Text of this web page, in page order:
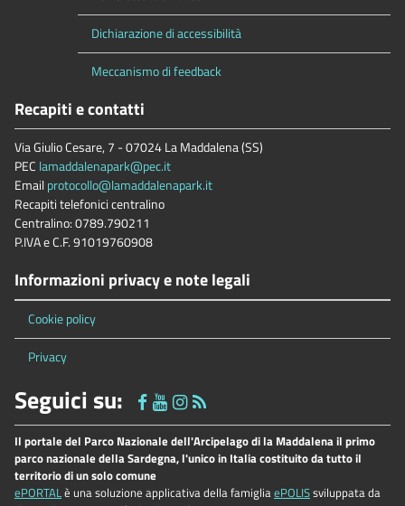
Dichiarazione di accessibilità
Meccanismo di feedback
Recapiti e contatti
Via Giulio Cesare, 7 - 07024 La Maddalena (SS)
PEC lamaddalenapark@pec.it
Emailprotocollo@lamaddalenapark.it
Recapiti telefonici centralino
Centralino: 0789.790211
P.IVA e C.F. 91019760908
Informazioni privacy e note legali
Cookie policy
Privacy
Seguici su:
Il portale del Parco Nazionale dell'Arcipelago di la Maddalena il primo
parco nazionale della Sardegna, l'unico in Italia costituito da tutto il
territorio di un solo comune
ePORTALè una soluzione applicativa della famigliaePOLISsviluppata da